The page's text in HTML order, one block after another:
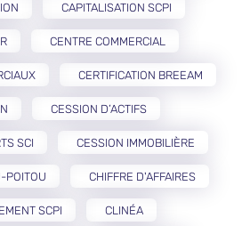
CAPITALISATION SCPI
CENTRE COMMERCIAL
CERTIFICATION BREEAM
CESSION D’ACTIFS
SCI CESSION IMMOBILIÈRE
POITOU CHIFFRE D'AFFAIRES
SCPI CLINÉA